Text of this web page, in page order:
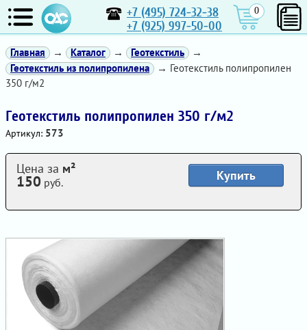
+7 (495) 724-32-38
+7 (925) 997-50-00
0
Главная → Каталог → Геотекстиль
→
Геотекстиль из полипропилена
→ Геотекстиль полипропилен
350 г/м2
Геотекстиль полипропилен 350 г/м2
Артикул: 573
Купить
Цена за м²
150 руб.